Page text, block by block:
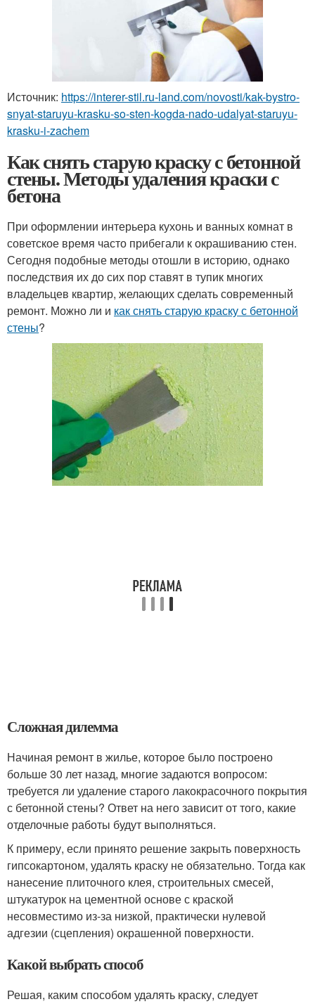
Источник: https://interer-stil.ru-land.com/novosti/kak-bystro-
snyat-staruyu-krasku-so-sten-kogda-nado-udalyat-staruyu-
krasku-i-zachem
Как снять старую краску с бетонной
стены. Методы удаления краски с
бетона
При оформлении интерьера кухонь и ванных комнат в
советское время часто прибегали к окрашиванию стен.
Сегодня подобные методы отошли в историю, однако
последствия их до сих пор ставят в тупик многих
владельцев квартир, желающих сделать современный
ремонт. Можно ли и как снять старую краску с бетонной
стены?
Сложная дилемма
Начиная ремонт в жилье, которое было построено
больше 30 лет назад, многие задаются вопросом:
требуется ли удаление старого лакокрасочного покрытия
с бетонной стены? Ответ на него зависит от того, какие
отделочные работы будут выполняться.
К примеру, если принято решение закрыть поверхность
гипсокартоном, удалять краску не обязательно. Тогда как
нанесение плиточного клея, строительных смесей,
штукатурок на цементной основе с краской
несовместимо из-за низкой, практически нулевой
адгезии (сцепления) окрашенной поверхности.
Какой выбрать способ
Решая, каким способом удалять краску, следует